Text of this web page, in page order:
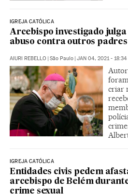
IGREJA CATÓLICA
Arcebispo investigado julga
abuso contra outros
AIURI REBELLO | São Paulo | JAN 04, 2021 - 18:34
criar
IGREJA CATÓLICA
Entidades civis pedem
arcebispo de Belém
crime sexual